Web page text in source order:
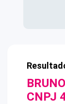
CNPJ